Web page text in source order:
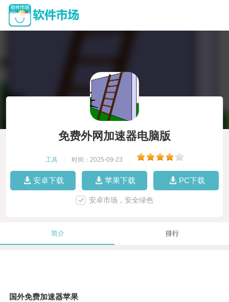
免费外网加速器电脑版
工具 时间：2025-09-23
安卓下载 苹果下载 PC下载
安卓市场，安全绿色
简介 排行
国外免费加速器苹果